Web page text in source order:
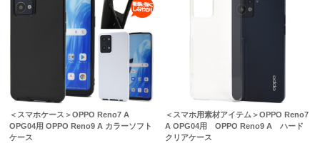
＜スマホケース＞OPPO Reno7 A
OPG04用 OPPO Reno9 A カラーソフト
ケース
＜スマホ用素材アイテム＞OPPO Reno7
A OPG04用 OPPO Reno9 A ハード
クリアケース